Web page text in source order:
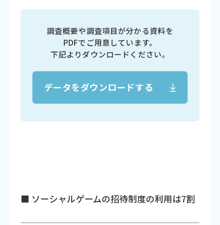
調査概要や調査項目が分かる資料を
PDFでご用意しています。
下記よりダウンロードください。
データをダウンロードする
■ ソーシャルゲームの招待制度の利用は7割